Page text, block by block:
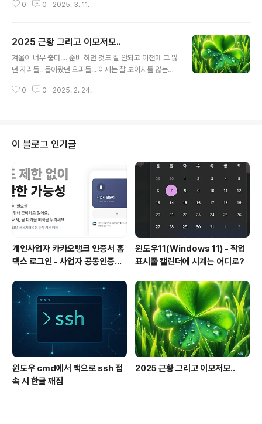
생산성이 좋아진 것을 느꼈다. 문제는 프리랜서 작업을 하
mzsh: command not found: ls... 아니 윈도우 환경에
서 잘만 하던 작업이 갑자기 안되었다....검색해보니 그나마
비슷한 상황은 아래 링크 정도... https://forum.cursor.c
lt-zsh-shell-on-macos/37734/5 How to F..
0 0 2025. 3. 11.
2025 근황 그리고 이모저모..
겨울이 너무 춥다.... 준비 하던 것도 잘 안되고 이전에 그 많
던 자리들.. 들어왔던 오퍼들... 이제는 잘 보이지를 않는
을 통해 프리랜서 개발을 하며 근근히 보내고 있다.. 하는
안 놀아주고 일하고 있으면 슬퍼한다.. 둘째도 크면 이게 두
배가 되겄지.....긍정적으로 생각해서 둘이 사이좋게 잘 놀
면 베스트 겠지만...나도 동생이 있어봐서... 그게 쉬울리가
없다는 것쯤은...ㅎㅎㅎ 아무튼 요즘은 NextJS 기반의
웹개발 일을 받아서 일하고 있다.전자세금계산서..
0 0 2025. 2. 24.
이 블로그 인기글
개인사업자 카카오뱅크 인증서 홈
택스 로그인 - 사업자 공동인증서
윈도우11(Windows 11) - 작업
표시줄 캘린더에 시계는 어디로?
윈도우 cmd에서 맥으로 ssh 접
속 시 한글 깨짐
2025 근황 그리고 이모저모..